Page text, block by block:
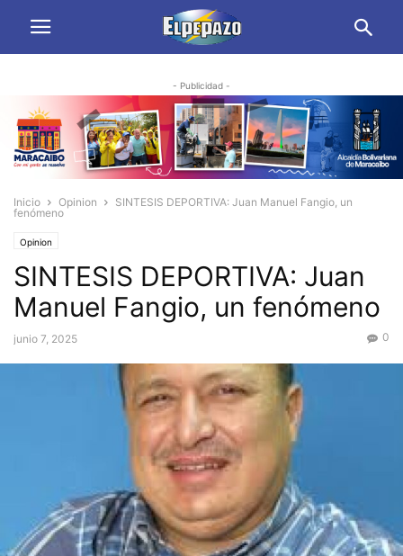
- Publicidad -
Inicio Opinion
SINTESIS DEPORTIVA: Juan Manuel Fangio, un
fenómeno
Opinion
SINTESIS DEPORTIVA: Juan
Manuel Fangio, un fenómeno
junio 7, 2025 0